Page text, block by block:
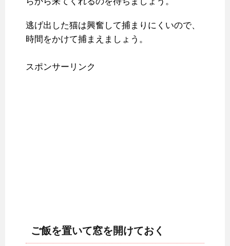
逃げ出した猫は興奮して捕まりにくいので、
時間をかけて捕まえましょう。
スポンサーリンク
ご飯を置いて窓を開けておく